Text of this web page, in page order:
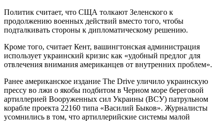
Политик считает, что СЩА толкают Зеленского к
продолжению военных действий вместо того, чтобы
подталкивать стороны к дипломатическому решению.
Кроме того, считает Кент, вашингтонская администрация
использует украинский кризис как «удобный предлог для
отвлечения внимания американцев от внутренних проблем».
Ранее американское издание The Drive уличило украинскую
прессу во лжи о якобы подбитом в Черном море береговой
артиллерией Вооруженных сил Украины (ВСУ) патрульном
корабле проекта 22160 типа «Василий Быков». Журналисты
усомнились в том, что артиллерийские системы малой